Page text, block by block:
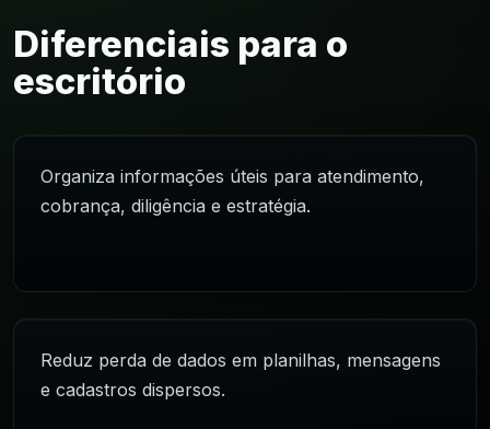
Diferenciais para o
escritório
Organiza informações úteis para atendimento,
cobrança, diligência e estratégia.
Reduz perda de dados em planilhas, mensagens
e cadastros dispersos.